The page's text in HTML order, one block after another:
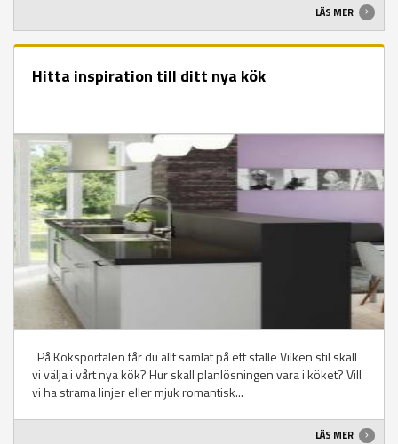
LÄS MER
Hitta inspiration till ditt nya kök
På Köksportalen får du allt samlat på ett ställe Vilken stil skall
vi välja i vårt nya kök? Hur skall planlösningen vara i köket? Vill
vi ha strama linjer eller mjuk romantisk...
LÄS MER